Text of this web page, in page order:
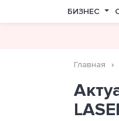
БИЗНЕС
Главная